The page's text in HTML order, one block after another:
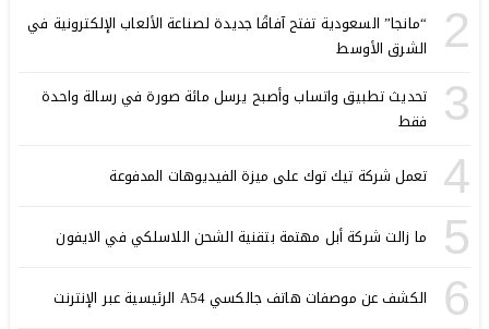
2
“مانجا” السعودية تفتح آفاقًا جديدة لصناعة الألعاب الإلكترونية في
الشرق الأوسط
3
تحديث تطبيق واتساب وأصبح يرسل مائة صورة في رسالة واحدة
فقط
4 تعمل شركة تيك توك على ميزة الفيديوهات المدفوعة
5 ما زالت شركة أبل مهتمة بتقنية الشحن اللاسلكي في الايفون
6 الكشف عن موصفات هاتف جالكسي A54 الرئيسية عبر الإنترنت